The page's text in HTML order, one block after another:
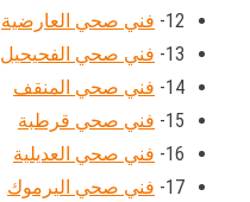
12- فني صحي العارضية
13- فني صحي الفحيحيل
14- فني صحي المنقف
15- فني صحي قرطبة
16- فني صحي العديلية
17- فني صحي اليرموك